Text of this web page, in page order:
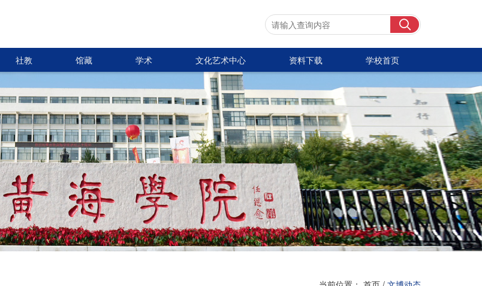
社教 馆藏 学术 文化艺术中心 资料下载 学校首页